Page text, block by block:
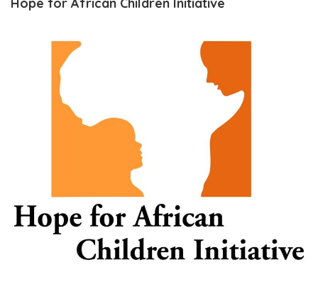
Hope for African Children Initiative